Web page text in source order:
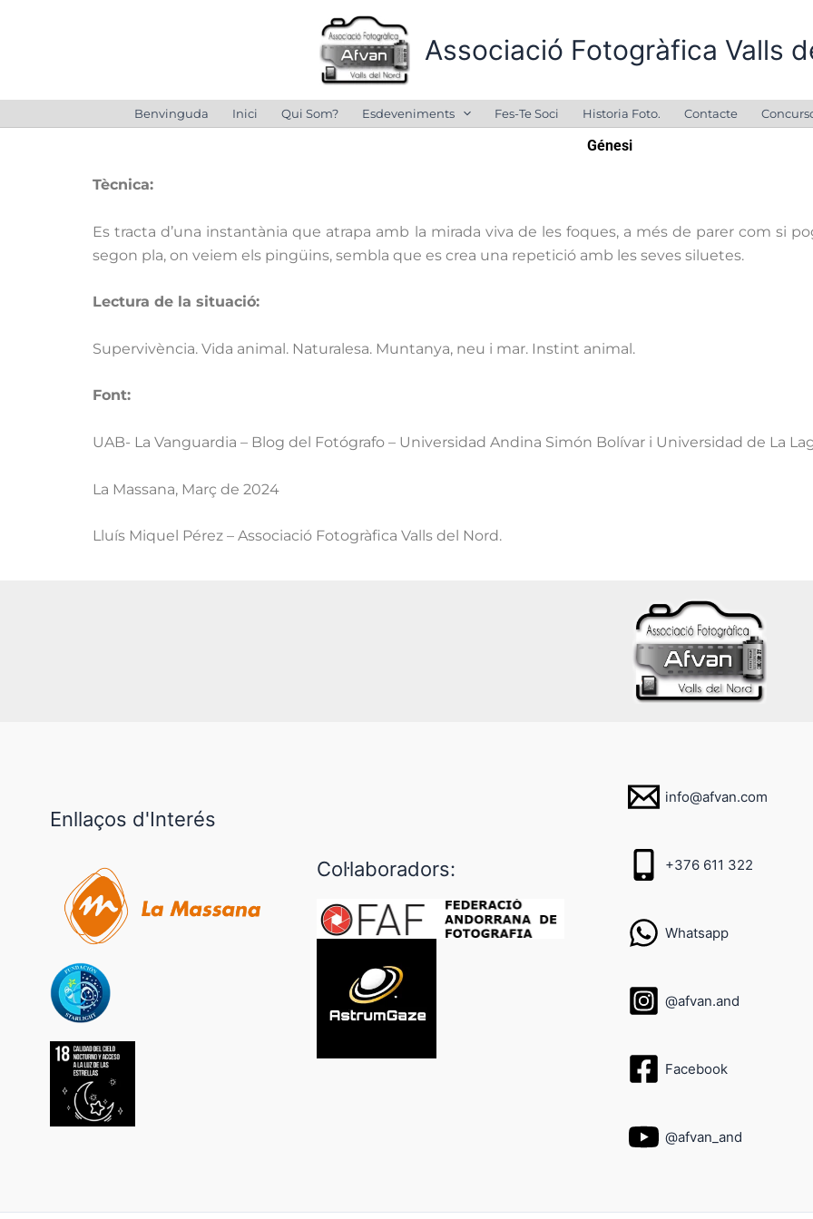
Associació Fotogràfica Valls
Benvinguda Inici Qui Som? Esdeveniments Fes-Te Soci Historia Foto. Contacte
Génesi
Tècnica:
Es tracta d’una instantània que atrapa amb la mirada viva de les foques, a més de parer com si
segon pla, on veiem els pingüins, sembla que es crea una repetició amb les seves siluetes.
Lectura de la situació:
Supervivència. Vida animal. Naturalesa. Muntanya, neu i mar. Instint animal.
Font:
UAB- La Vanguardia – Blog del Fotógrafo – Universidad Andina Simón Bolívar i Universidad de La
La Massana, Març de 2024
Lluís Miquel Pérez – Associació Fotogràfica Valls del Nord.
Enllaços d'Interés
Col·laboradors:
info@afvan.com
+376 611 322
Whatsapp
@afvan.and
Facebook
@afvan_and